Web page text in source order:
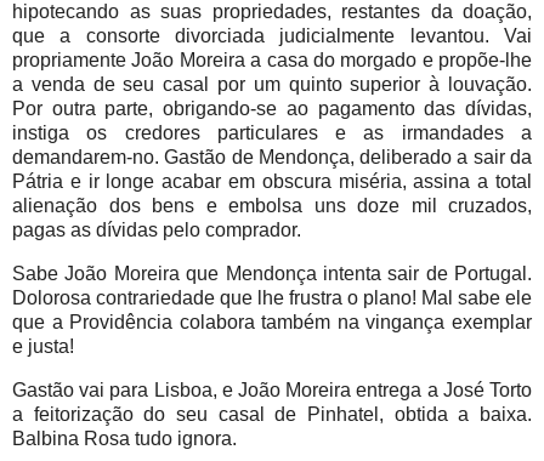
hipotecando as suas propriedades, restantes da doação,
que a consorte divorciada judicialmente levantou. Vai
propriamente João Moreira a casa do morgado e propõe-lhe
a venda de seu casal por um quinto superior à louvação.
Por outra parte, obrigando-se ao pagamento das dívidas,
instiga os credores particulares e as irmandades a
demandarem-no. Gastão de Mendonça, deliberado a sair da
Pátria e ir longe acabar em obscura miséria, assina a total
alienação dos bens e embolsa uns doze mil cruzados,
pagas as dívidas pelo comprador.
Sabe João Moreira que Mendonça intenta sair de Portugal.
Dolorosa contrariedade que lhe frustra o plano! Mal sabe ele
que a Providência colabora também na vingança exemplar
e justa!
Gastão vai para Lisboa, e João Moreira entrega a José Torto
a feitorização do seu casal de Pinhatel, obtida a baixa.
Balbina Rosa tudo ignora.